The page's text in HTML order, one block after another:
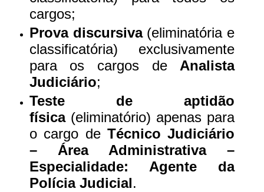
cargos;
Prova discursiva(eliminatória e
classificatória) exclusivamente
para os cargos de Analista
Judiciário;
Teste de aptidão
física(eliminatório) apenas para
o cargo de Técnico Judiciário
– Área Administrativa –
Especialidade: Agente da
Polícia Judicial.